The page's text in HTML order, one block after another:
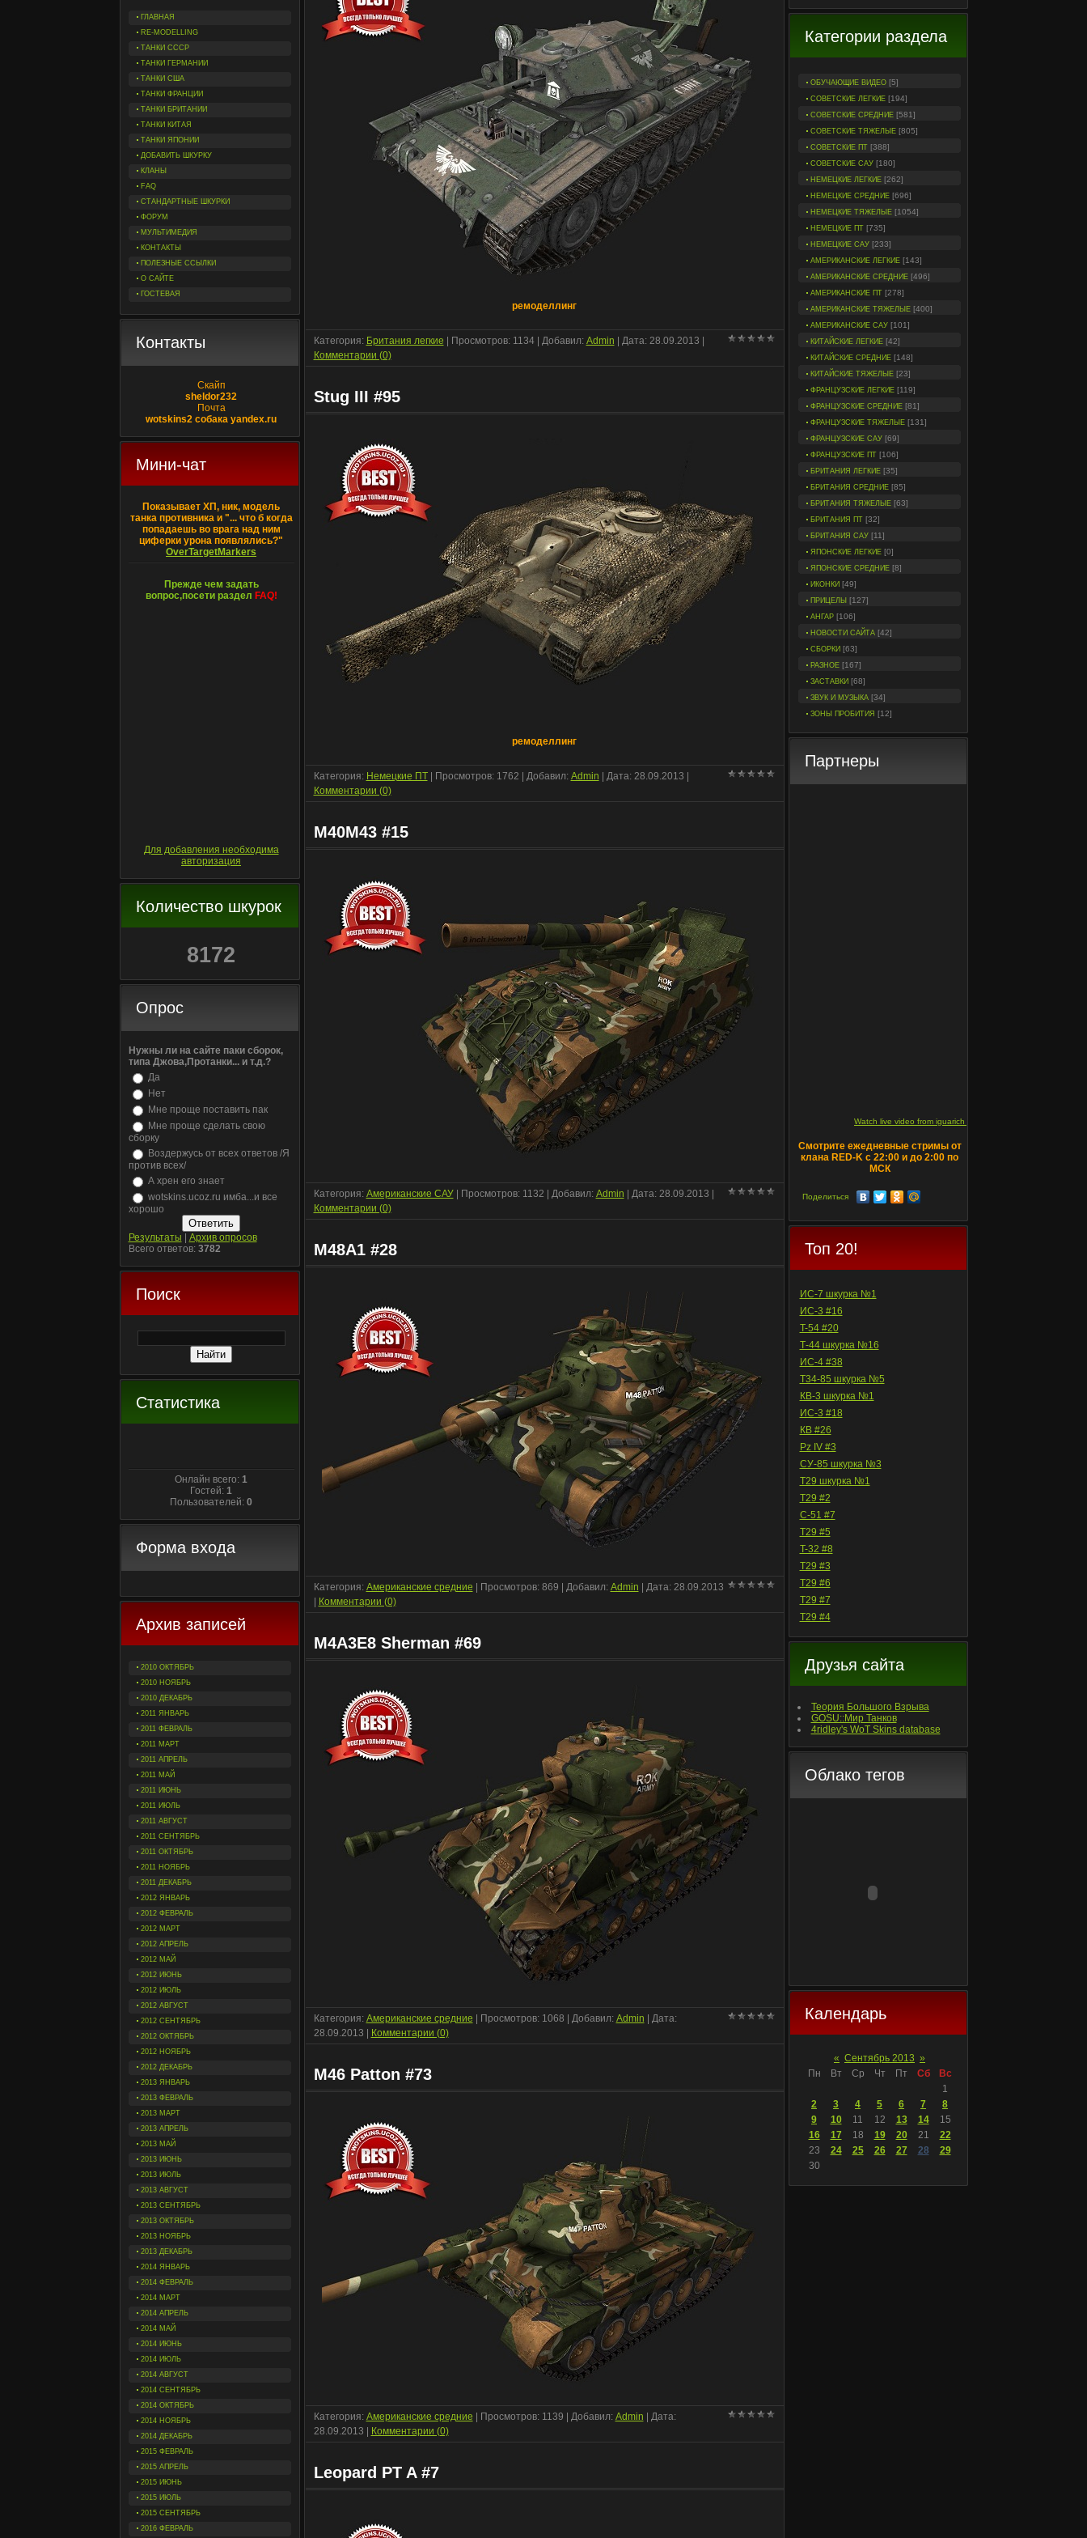
ГЛАВНАЯ
RE-MODELLING
ТАНКИ СССР
ТАНКИ ГЕРМАНИИ
ТАНКИ США
ТАНКИ ФРАНЦИИ
ТАНКИ БРИТАНИИ
ТАНКИ КИТАЯ
ТАНКИ ЯПОНИИ
ДОБАВИТЬ ШКУРКУ
КЛАНЫ
FAQ
СТАНДАРТНЫЕ ШКУРКИ
ФОРУМ
МУЛЬТИМЕДИЯ
КОНТАКТЫ
ПОЛЕЗНЫЕ ССЫЛКИ
О САЙТЕ
ГОСТЕВАЯ
Контакты
Скайп
sheldor232
Почта
wotskins2 собака yandex.ru
Мини-чат
Показывает ХП, ник, модель
танка противника и "... что б когда
попадаешь во врага над ним
циферки урона появлялись?"
OverTargetMarkers
Прежде чем задать
вопрос,посети раздел FAQ!
Для добавления необходима
авторизация
Количество шкурок
8172
Опрос
Нужны ли на сайте паки сборок,
типа Джова,Протанки... и т.д.?
Да
Нет
Мне проще поставить пак
Мне проще сделать свою
сборку
Воздержусь от всех ответов /Я
против всех/
А хрен его знает
wotskins.ucoz.ru имба...и все
хорошо
Результаты
Архив опросов
Всего ответов: 3782
Поиск
Статистика
Онлайн всего: 1
Гостей: 1
Пользователей: 0
Форма входа
Архив записей
2010 ОКТЯБРЬ
2010 НОЯБРЬ
2010 ДЕКАБРЬ
2011 ЯНВАРЬ
2011 ФЕВРАЛЬ
2011 МАРТ
2011 АПРЕЛЬ
2011 МАЙ
2011 ИЮНЬ
2011 ИЮЛЬ
2011 АВГУСТ
2011 СЕНТЯБРЬ
2011 ОКТЯБРЬ
2011 НОЯБРЬ
2011 ДЕКАБРЬ
2012 ЯНВАРЬ
2012 ФЕВРАЛЬ
2012 МАРТ
2012 АПРЕЛЬ
2012 МАЙ
2012 ИЮНЬ
2012 ИЮЛЬ
2012 АВГУСТ
2012 СЕНТЯБРЬ
2012 ОКТЯБРЬ
2012 НОЯБРЬ
2012 ДЕКАБРЬ
2013 ЯНВАРЬ
2013 ФЕВРАЛЬ
2013 МАРТ
2013 АПРЕЛЬ
2013 МАЙ
2013 ИЮНЬ
2013 ИЮЛЬ
2013 АВГУСТ
2013 СЕНТЯБРЬ
2013 ОКТЯБРЬ
2013 НОЯБРЬ
2013 ДЕКАБРЬ
2014 ЯНВАРЬ
2014 ФЕВРАЛЬ
2014 МАРТ
2014 АПРЕЛЬ
2014 МАЙ
2014 ИЮНЬ
2014 ИЮЛЬ
2014 АВГУСТ
2014 СЕНТЯБРЬ
2014 ОКТЯБРЬ
2014 НОЯБРЬ
2014 ДЕКАБРЬ
2015 ФЕВРАЛЬ
2015 АПРЕЛЬ
2015 ИЮНЬ
2015 ИЮЛЬ
2015 СЕНТЯБРЬ
2016 ФЕВРАЛЬ
Категории раздела
ОБУЧАЮЩИЕ ВИДЕО [5]
СОВЕТСКИЕ ЛЕГКИЕ [194]
СОВЕТСКИЕ СРЕДНИЕ [581]
СОВЕТСКИЕ ТЯЖЕЛЫЕ [805]
СОВЕТСКИЕ ПТ [388]
СОВЕТСКИЕ САУ [180]
НЕМЕЦКИЕ ЛЕГКИЕ [262]
НЕМЕЦКИЕ СРЕДНИЕ [696]
НЕМЕЦКИЕ ТЯЖЕЛЫЕ [1054]
НЕМЕЦКИЕ ПТ [735]
НЕМЕЦКИЕ САУ [233]
АМЕРИКАНСКИЕ ЛЕГКИЕ [143]
АМЕРИКАНСКИЕ СРЕДНИЕ [496]
АМЕРИКАНСКИЕ ПТ [278]
АМЕРИКАНСКИЕ ТЯЖЕЛЫЕ [400]
АМЕРИКАНСКИЕ САУ [101]
КИТАЙСКИЕ ЛЕГКИЕ [42]
КИТАЙСКИЕ СРЕДНИЕ [148]
КИТАЙСКИЕ ТЯЖЕЛЫЕ [23]
ФРАНЦУЗСКИЕ ЛЕГКИЕ [119]
ФРАНЦУЗСКИЕ СРЕДНИЕ [81]
ФРАНЦУЗСКИЕ ТЯЖЕЛЫЕ [131]
ФРАНЦУЗСКИЕ САУ [69]
ФРАНЦУЗСКИЕ ПТ [106]
БРИТАНИЯ ЛЕГКИЕ [35]
БРИТАНИЯ СРЕДНИЕ [85]
БРИТАНИЯ ТЯЖЕЛЫЕ [63]
БРИТАНИЯ ПТ [32]
БРИТАНИЯ САУ [11]
ЯПОНСКИЕ ЛЕГКИЕ [0]
ЯПОНСКИЕ СРЕДНИЕ [8]
ИКОНКИ [49]
ПРИЦЕЛЫ [127]
АНГАР [106]
НОВОСТИ САЙТА [42]
СБОРКИ [63]
РАЗНОЕ [167]
ЗАСТАВКИ [68]
ЗВУК И МУЗЫКА [34]
ЗОНЫ ПРОБИТИЯ [12]
Партнеры
Watch live video from iguarich on ru.twitch.tv
Смотрите ежедневные стримы от
клана RED-K с 22:00 и до 2:00 по
МСК
Поделиться
Топ 20!
ИС-7 шкурка №1
ИС-3 #16
T-54 #20
Т-44 шкурка №16
ИС-4 #38
Т34-85 шкурка №5
КВ-3 шкурка №1
ИС-3 #18
КВ #26
Pz IV #3
СУ-85 шкурка №3
T29 шкурка №1
T29 #2
С-51 #7
T29 #5
T-32 #8
T29 #3
T29 #6
T29 #7
T29 #4
Друзья сайта
Теория Большого Взрыва
GOSU::Мир Танков
4ridley's WoT Skins database
Облако тегов
Календарь
« Сентябрь 2013 »
Пн
Вт Ср Чт Пт Сб
Вс
1
2
3 4 5 6 7
8
9
10 11 12 13 14
15
16
17 18 19 20 21
22
23
24 25 26 27 28
29
30
ремоделлинг
Категория: Британия легкие | Просмотров: 1134 | Добавил: Admin | Дата: 28.09.2013
Комментарии (0)
Stug III #95
ремоделлинг
Категория: Немецкие ПТ| Просмотров: 1762 | Добавил: Admin | Дата: 28.09.2013
Комментарии (0)
M40M43 #15
Категория: Американские САУ| Просмотров: 1132 | Добавил: Admin | Дата: 28.09.2013
Комментарии (0)
M48A1 #28
Категория: Американские средние | Просмотров: 869 | Добавил: Admin | Дата: 28.09.2013
Комментарии (0)
M4A3E8 Sherman #69
Категория: Американские средние | Просмотров: 1068 | Добавил: Admin | Дата:
28.09.2013
Комментарии (0)
M46 Patton #73
Категория: Американские средние | Просмотров: 1139 | Добавил: Admin | Дата:
28.09.2013
Комментарии (0)
Leopard PT A #7